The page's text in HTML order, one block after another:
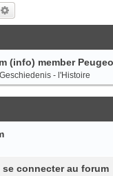
(info) member
Geschiedenis - l'Histoire
connecter au forum